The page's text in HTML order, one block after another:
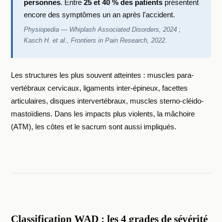
personnes. Entre25 et 40 % des patients présentent
encore des symptômes un an après l'accident.
Physiopedia — Whiplash Associated Disorders, 2024 ;
Kasch H. et al., Frontiers in Pain Research, 2022.
Les structures les plus souvent atteintes : muscles para-
vertébraux cervicaux, ligaments inter-épineux, facettes
articulaires, disques intervertébraux, muscles sterno-cléido-
mastoïdiens. Dans les impacts plus violents, la mâchoire
(ATM), les côtes et le sacrum sont aussi impliqués.
Classification WAD : les 4 grades de sévérité